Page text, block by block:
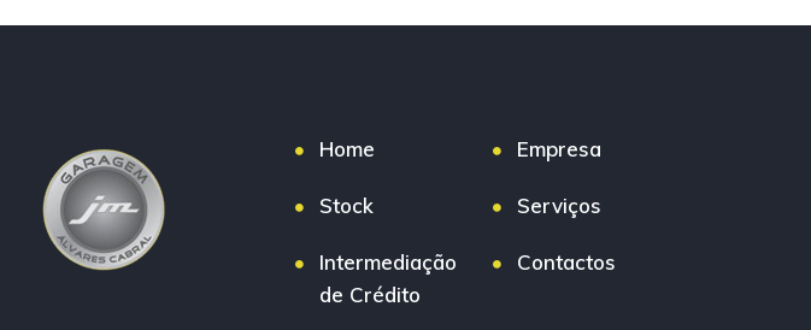
Home Empresa
Stock Serviços
Intermediação
de Crédito
Contactos